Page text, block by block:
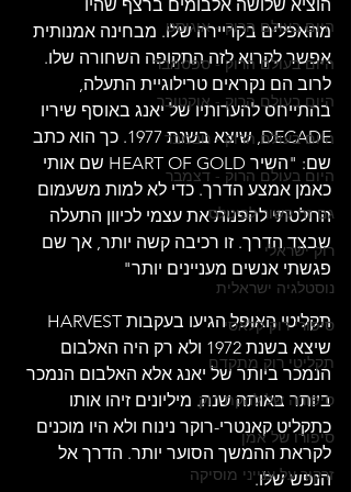
היום בעולם הרוק - אוגוסט
היום בעולם הרוק - ספטמבר
היום בעולם הרוק - אוקטובר
היום בעולם הרוק - נובמבר
היום בעולם הרוק - דצמבר
גם זה קשור לביטלס
רוק ישראלי
נוסטלגיה ישראלית
סיפורי רוק קלאסי
תקליטי רוק מתקדם
סיפורה של להקת רוק
סיפורו של אמן
זרקור על ענייני מוסיקה
הוציא שלושה אלבומים ברצף שהיו
מהאפלים בקריירה שלו. מבחינה אמנותית
אפשר לקרוא לזה התקופה השחורה שלו.
לרוב הם נקראים טרילוגיית התעלה,
בהתייחס להערותיו של יאנג באוסף שיריו
DECADE, שיצא בשנת 1977. כך הוא כתב
שם: "השיר HEART OF GOLD שם אותי
כאמן אמצע הדרך. כדי לא למות משעמום
החלטתי להפנות את עצמי לכיוון התעלה
שבצד הדרך. זו רכיבה קשה יותר, אך שם
פגשתי אנשים מעניינים יותר"
שיצא בשנת 1972 ולא רק היה האלבום
הנמכר ביותר של יאנג אלא האלבום הנמכר
ביותר באותה שנה. מיליונים זיהו אותו
כתקליט קאנטרי-רוקר נינוח ולא היו מוכנים
לקראת ההמשך הסוער יותר. הדרך אל
הנפש שלו.